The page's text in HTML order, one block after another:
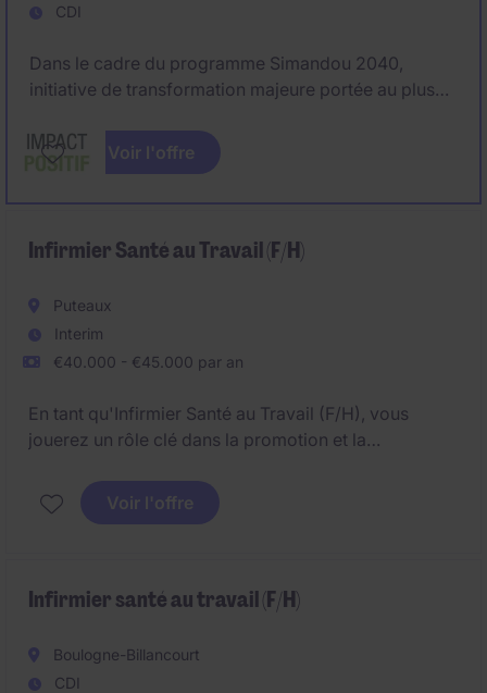
CDI
Dans le cadre du programme Simandou 2040,
initiative de transformation majeure portée au plus
Santé & Bien-être. Ce rôle vise à structurer et piloter
une stratégie nationale ambitieuse permettant de
Voir l'offre
Infirmier Santé au Travail (F/H)
Puteaux
Interim
€40.000 - €45.000 par an
En tant qu'Infirmier Santé au Travail (F/H), vous
jouerez un rôle clé dans la promotion et la
de l'organisation. Ce poste basé à Puteaux exige une
expertise en santé au travail et une capacité à
Voir l'offre
Infirmier santé au travail (F/H)
Boulogne-Billancourt
CDI